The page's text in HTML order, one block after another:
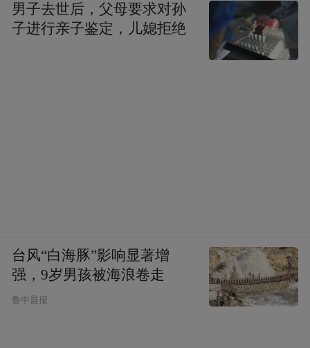
男子去世后，父母要求对孙
子进行亲子鉴定，儿媳拒绝
台风“白海豚”影响显著增
强，9岁男孩被海浪卷走
鲁中晨报